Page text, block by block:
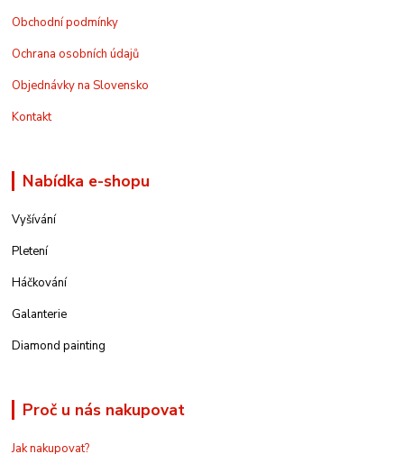
Obchodní podmínky
Ochrana osobních údajů
Objednávky na Slovensko
Kontakt
Nabídka e-shopu
Vyšívání
Pletení
Háčkování
Galanterie
Diamond painting
Proč u nás nakupovat
Jak nakupovat?